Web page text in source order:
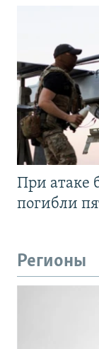
При атаке
погибли
Регионы